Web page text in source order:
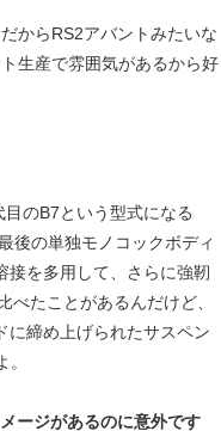
からRS2アバントみたいな
生産で雰囲気があるから好
のB7という型式になる
後の単独モノコックボディ
接を多用して、さらに強靭
たことがあるんだけど、
に締め上げられたサスペン
ージがあるのに意外です